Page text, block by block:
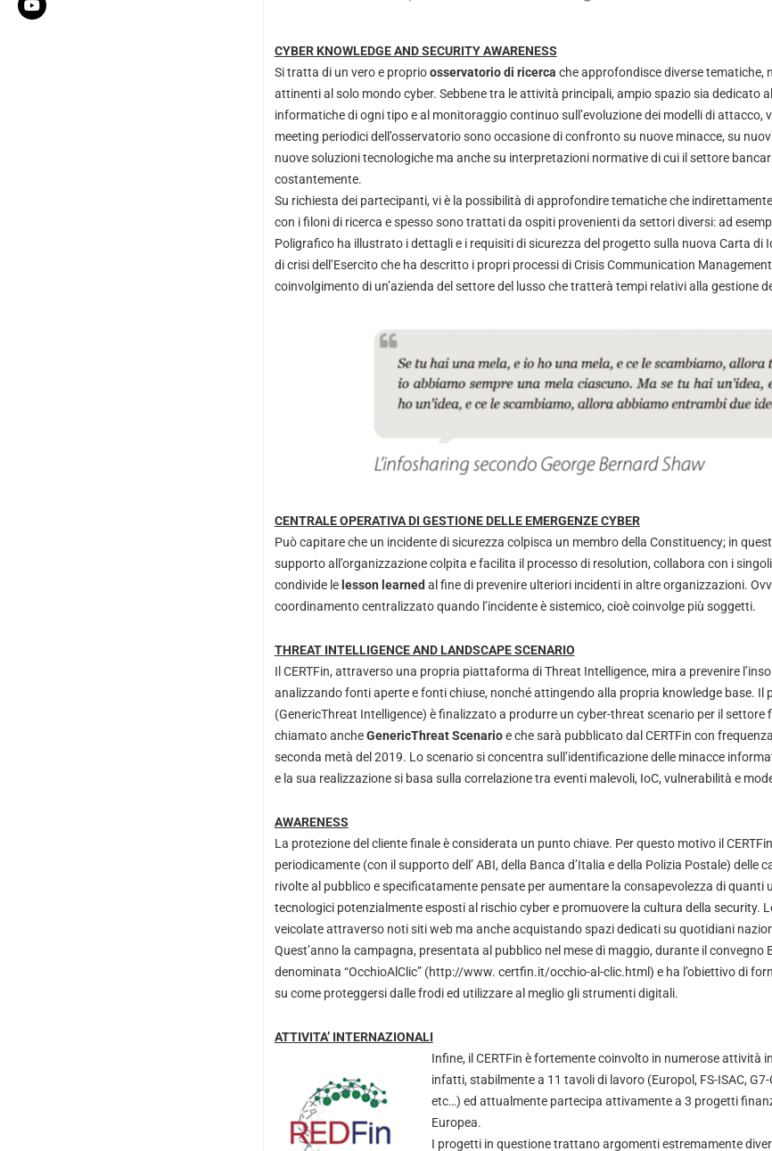
CYBER KNOWLEDGE AND SECURITY AWARENESS
Si tratta di un vero e proprioosservatorio di ricerca che approfondisce diverse tematiche,
attinenti al solo mondo cyber. Sebbene tra le attività principali, ampio spazio sia dedicato
informatiche di ogni tipo e al monitoraggio continuo sull’evoluzione dei modelli di attacco,
meeting periodici dell’osservatorio sono occasione di confronto su nuove minacce, su
nuove soluzioni tecnologiche ma anche su interpretazioni normative di cui il settore
costantemente.
Su richiesta dei partecipanti, vi è la possibilità di approfondire tematiche che
con i filoni di ricerca e spesso sono trattati da ospiti provenienti da settori diversi: ad
Poligrafico ha illustrato i dettagli e i requisiti di sicurezza del progetto sulla nuova Carta di
di crisi dell’Esercito che ha descritto i propri processi di Crisis Communication
coinvolgimento di un’azienda del settore del lusso che tratterà tempi relativi alla gestione
CENTRALE OPERATIVA DI GESTIONE DELLE EMERGENZE CYBER
Può capitare che un incidente di sicurezza colpisca un membro della Constituency; in
supporto all’organizzazione colpita e facilita il processo di resolution, collabora con i
condivide le lesson learned al fine di prevenire ulteriori incidenti in altre organizzazioni.
coordinamento centralizzato quando l’incidente è sistemico, cioè coinvolge più soggetti.
THREAT INTELLIGENCE AND LANDSCAPE SCENARIO
Il CERTFin, attraverso una propria piattaforma di Threat Intelligence, mira a prevenire
analizzando fonti aperte e fonti chiuse, nonché attingendo alla propria knowledge base. Il
(GenericThreat Intelligence) è finalizzato a produrre un cyber-threat scenario per il settore
chiamato ancheGenericThreat Scenarioe che sarà pubblicato dal CERTFin con
seconda metà del 2019. Lo scenario si concentra sull’identificazione delle minacce
e la sua realizzazione si basa sulla correlazione tra eventi malevoli, IoC, vulnerabilità e
AWARENESS
La protezione del cliente finale è considerata un punto chiave. Per questo motivo il
periodicamente (con il supporto dell’ ABI, della Banca d’Italia e della Polizia Postale) delle
rivolte al pubblico e specificatamente pensate per aumentare la consapevolezza di quanti
tecnologici potenzialmente esposti al rischio cyber e promuovere la cultura della security.
veicolate attraverso noti siti web ma anche acquistando spazi dedicati su quotidiani
Quest’anno la campagna, presentata al pubblico nel mese di maggio, durante il convegno
denominata “OcchioAlClic” (http://www. certfin.it/occhio-al-clic.html) e ha l’obiettivo di
su come proteggersi dalle frodi ed utilizzare al meglio gli strumenti digitali.
ATTIVITA’ INTERNAZIONALI
Infine, il CERTFin è fortemente coinvolto in numerose attività
infatti, stabilmente a 11 tavoli di lavoro (Europol, FS-ISAC, G7-
etc…) ed attualmente partecipa attivamente a 3 progetti
Europea.
I progetti in questione trattano argomenti estremamente